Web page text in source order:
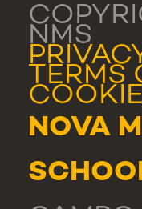
NMS
TERMS
NOVA